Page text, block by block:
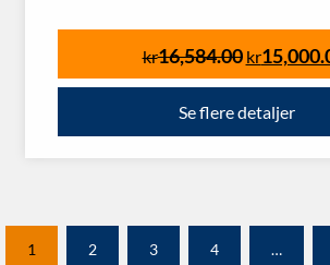
kr16,584.00 kr
Se flere detaljer
1 2 3 4 …